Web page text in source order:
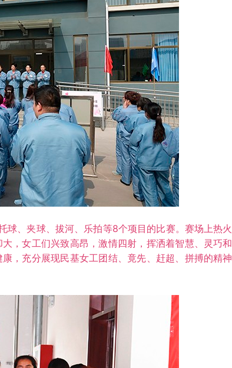
、夹球、拔河、乐拍等8个项目的比赛。赛场上热火
，女工们兴致高昂，激情四射，挥洒着智慧、灵巧和
，充分展现民基女工团结、竟先、赶超、拼搏的精神